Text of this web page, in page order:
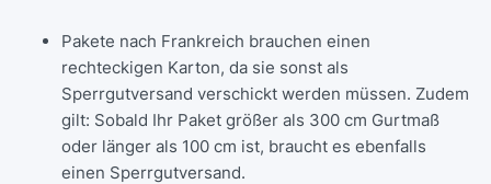
Pakete nach Frankreich brauchen einen
rechteckigen Karton, da sie sonst als
Sperrgutversand verschickt werden müssen. Zudem
gilt: Sobald Ihr Paket größer als 300 cm Gurtmaß
oder länger als 100 cm ist, braucht es ebenfalls
einen Sperrgutversand.